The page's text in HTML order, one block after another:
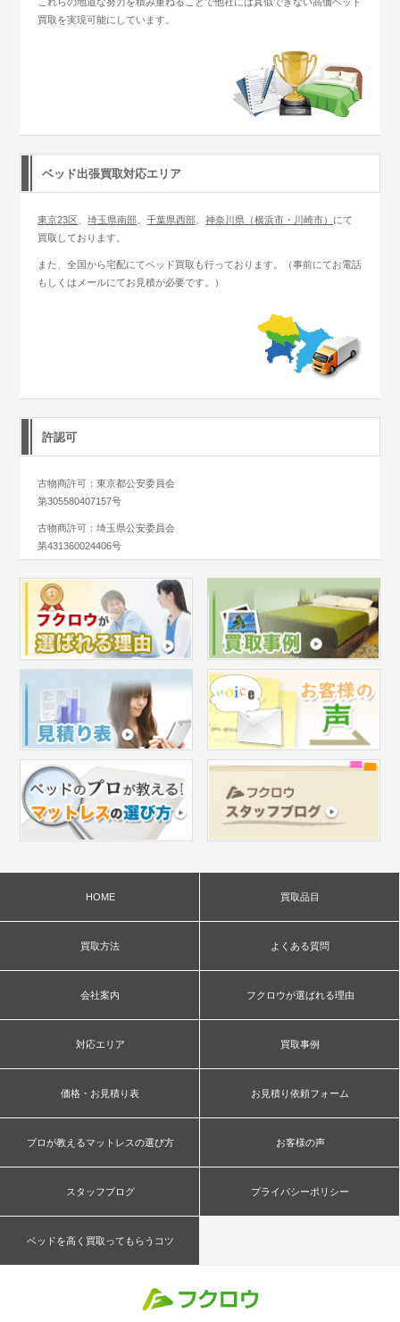
買取を実現可能にしています。
ベッド出張買取対応エリア
東京23区 、埼玉県南部 、千葉県西部 、神奈川県（横浜市・川崎市） にて
買取しております。
また、全国から宅配にてベッド買取も行っております。（事前にてお電話
もしくはメールにてお見積が必要です。）
許認可
古物商許可：東京都公安委員会
第305580407157号
古物商許可：埼玉県公安委員会
第431360024406号
HOME 買取品目
買取方法 よくある質問
会社案内 フクロウが選ばれる理由
対応エリア 買取事例
価格・お見積り表 お見積り依頼フォーム
プロが教えるマットレスの選び方 お客様の声
スタッフブログ プライバシーポリシー
ベッドを高く買取ってもらうコツ